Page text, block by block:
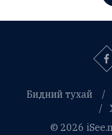
Бидний тухай
© 2026